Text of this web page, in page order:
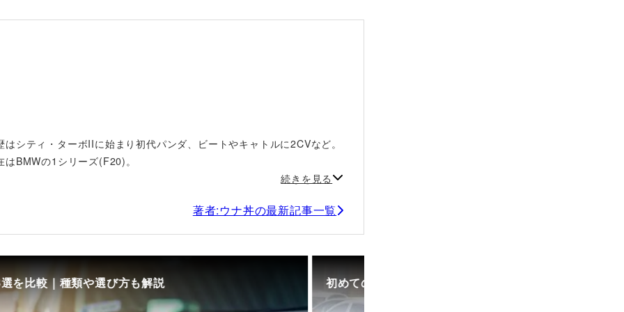
シティ・ターボIIに始まり初代パンダ、ビートやキャトルに2CVなど。
BMWの1シリーズ(F20)。
続きを見る
著者:ウナ丼の最新記事一覧
を比較｜種類や選び方も解説 初めての中古車選び、購入時の流れや必要な書類などに